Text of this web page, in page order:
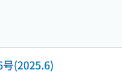
(2025.6)